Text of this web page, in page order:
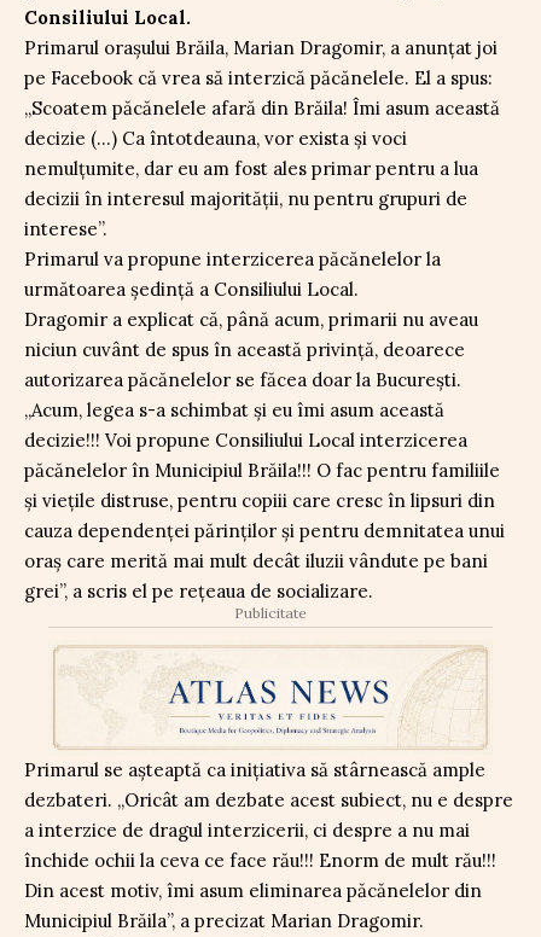
Consiliului Local.
Primarul orașului Brăila, Marian Dragomir, a anunțat joi
pe Facebook că vrea să interzică păcănelele. El a spus:
„Scoatem păcănelele afară din Brăila! Îmi asum această
decizie (…) Ca întotdeauna, vor exista și voci
nemulțumite, dar eu am fost ales primar pentru a lua
decizii în interesul majorității, nu pentru grupuri de
interese”.
Primarul va propune interzicerea păcănelelor la
următoarea ședință a Consiliului Local.
Dragomir a explicat că, până acum, primarii nu aveau
niciun cuvânt de spus în această privință, deoarece
autorizarea păcănelelor se făcea doar la București.
„Acum, legea s-a schimbat și eu îmi asum această
decizie!!! Voi propune Consiliului Local interzicerea
păcănelelor în Municipiul Brăila!!! O fac pentru familiile
și viețile distruse, pentru copiii care cresc în lipsuri din
cauza dependenței părinților și pentru demnitatea unui
oraș care merită mai mult decât iluzii vândute pe bani
grei”, a scris el pe rețeaua de socializare.
Publicitate
Primarul se așteaptă ca inițiativa să stârnească ample
dezbateri. „Oricât am dezbate acest subiect, nu e despre
a interzice de dragul interzicerii, ci despre a nu mai
închide ochii la ceva ce face rău!!! Enorm de mult rău!!!
Din acest motiv, îmi asum eliminarea păcănelelor din
Municipiul Brăila”, a precizat Marian Dragomir.